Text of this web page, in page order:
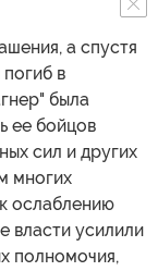
а спустя
в
была
ее бойцов
сил и других
многих
ослаблению
власти усилили
полномочия,